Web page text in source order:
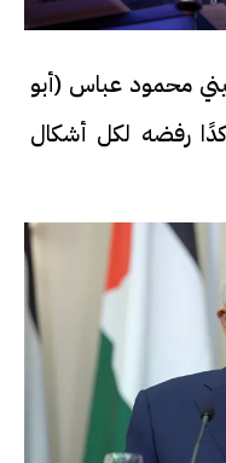
محمود عباس (أبو
رفضه لكل أشكال